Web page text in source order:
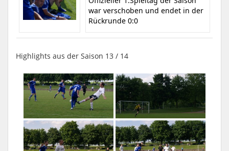
war verschoben und endet in der
Rückrunde 0:0
Highlights aus der Saison 13 / 14